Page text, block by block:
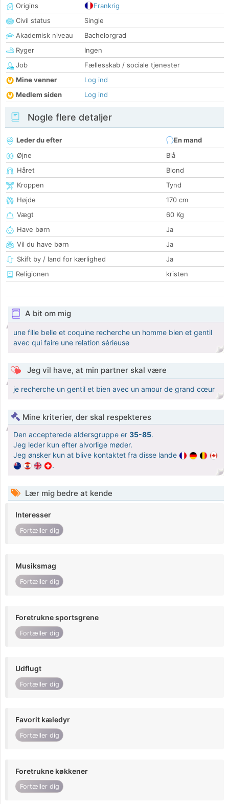
Origins
Frankrig
Civil status
Single
Akademisk niveau
Bachelorgrad
Ryger
Ingen
Job
Fællesskab / sociale tjenester
Mine venner
Log ind
Medlem siden
Log ind
Nogle flere detaljer
Leder du efter
En mand
Øjne
Blå
Håret
Blond
Kroppen
Tynd
Højde
170 cm
Vægt
60 Kg
Have børn
Ja
Vil du have børn
Ja
Skift by / land for kærlighed
Ja
Religionen
kristen
A bit om mig
une fille belle et coquine recherche un homme bien et gentil
avec qui faire une relation sérieuse
Jeg vil have, at min partner skal være
je recherche un gentil et bien avec un amour de grand cœur
Mine kriterier, der skal respekteres
Den accepterede aldersgruppe er 35-85.
Jeg leder kun efter alvorlige møder.
Jeg ønsker kun at blive kontaktet fra disse lande
.
Lær mig bedre at kende
Interesser
Fortæller dig
Musiksmag
Fortæller dig
Foretrukne sportsgrene
Fortæller dig
Udflugt
Fortæller dig
Favorit kæledyr
Fortæller dig
Foretrukne køkkener
Fortæller dig